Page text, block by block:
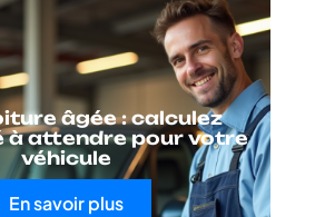
âgée : calculez
à attendre pour votre
véhicule
En savoir plus